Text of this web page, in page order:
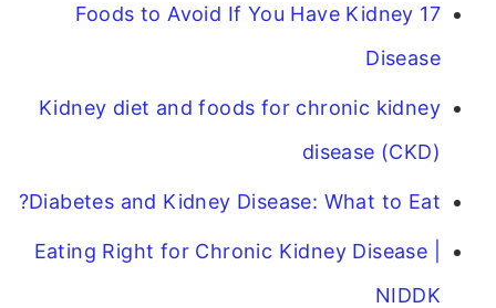
17 Foods to Avoid If You Have Kidney
Disease
Kidney diet and foods for chronic kidney
disease (CKD)
Diabetes and Kidney Disease: What to Eat?
Eating Right for Chronic Kidney Disease |
NIDDK